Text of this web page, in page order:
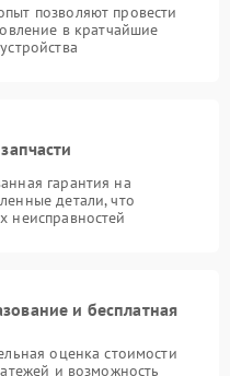
позволяют провести
в кратчайшие
гарантия на
детали, что
неисправностей
и бесплатная
оценка стоимости
и возможность